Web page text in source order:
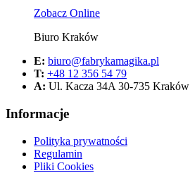
Zobacz Online
Biuro Kraków
E: biuro@fabrykamagika.pl
T: +48 12 356 54 79
A: Ul. Kacza 34A 30-735 Kraków
Informacje
Polityka prywatności
Regulamin
Pliki Cookies